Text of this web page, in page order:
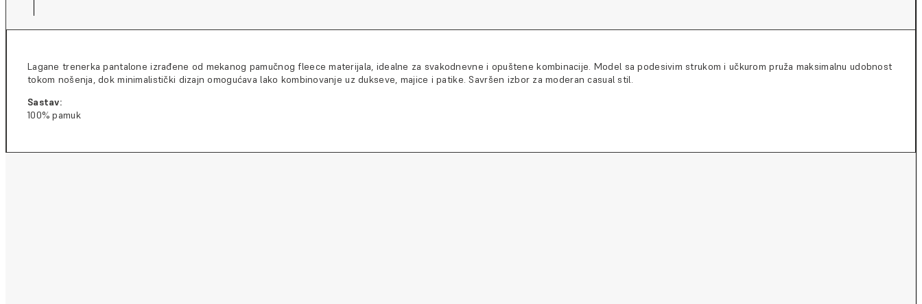
Lagane trenerka pantalone izrađene od mekanog pamučnog fleece materijala, idealne za svakodnevne i opuštene kombinacije. Model sa podesivim strukom i učkurom pruža maksimalnu udobnost
tokom nošenja, dok minimalistički dizajn omogućava lako kombinovanje uz dukseve, majice i patike. Savršen izbor za moderan casual stil.
Sastav:
100% pamuk